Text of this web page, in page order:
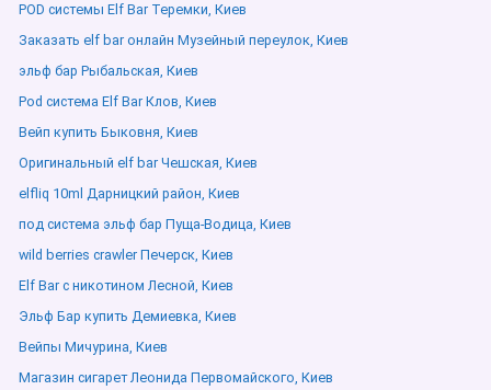
POD системы Elf Bar Теремки, Киев
Заказать elf bar онлайн Музейный переулок, Киев
эльф бар Рыбальская, Киев
Pod система Elf Bar Клов, Киев
Вейп купить Быковня, Киев
Оригинальный elf bar Чешская, Киев
elfliq 10ml Дарницкий район, Киев
под система эльф бар Пуща-Водица, Киев
wild berries crawler Печерск, Киев
Elf Bar с никотином Лесной, Киев
Эльф Бар купить Демиевка, Киев
Вейпы Мичурина, Киев
Магазин сигарет Леонида Первомайского, Киев